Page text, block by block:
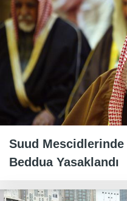
Suud
Beddua Yasaklandı